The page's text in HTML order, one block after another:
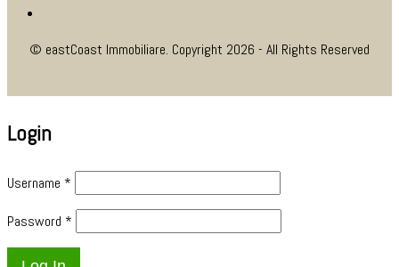
© eastCoast Immobiliare. Copyright 2026 - All Rights Reserved
Login
Username *
Password *